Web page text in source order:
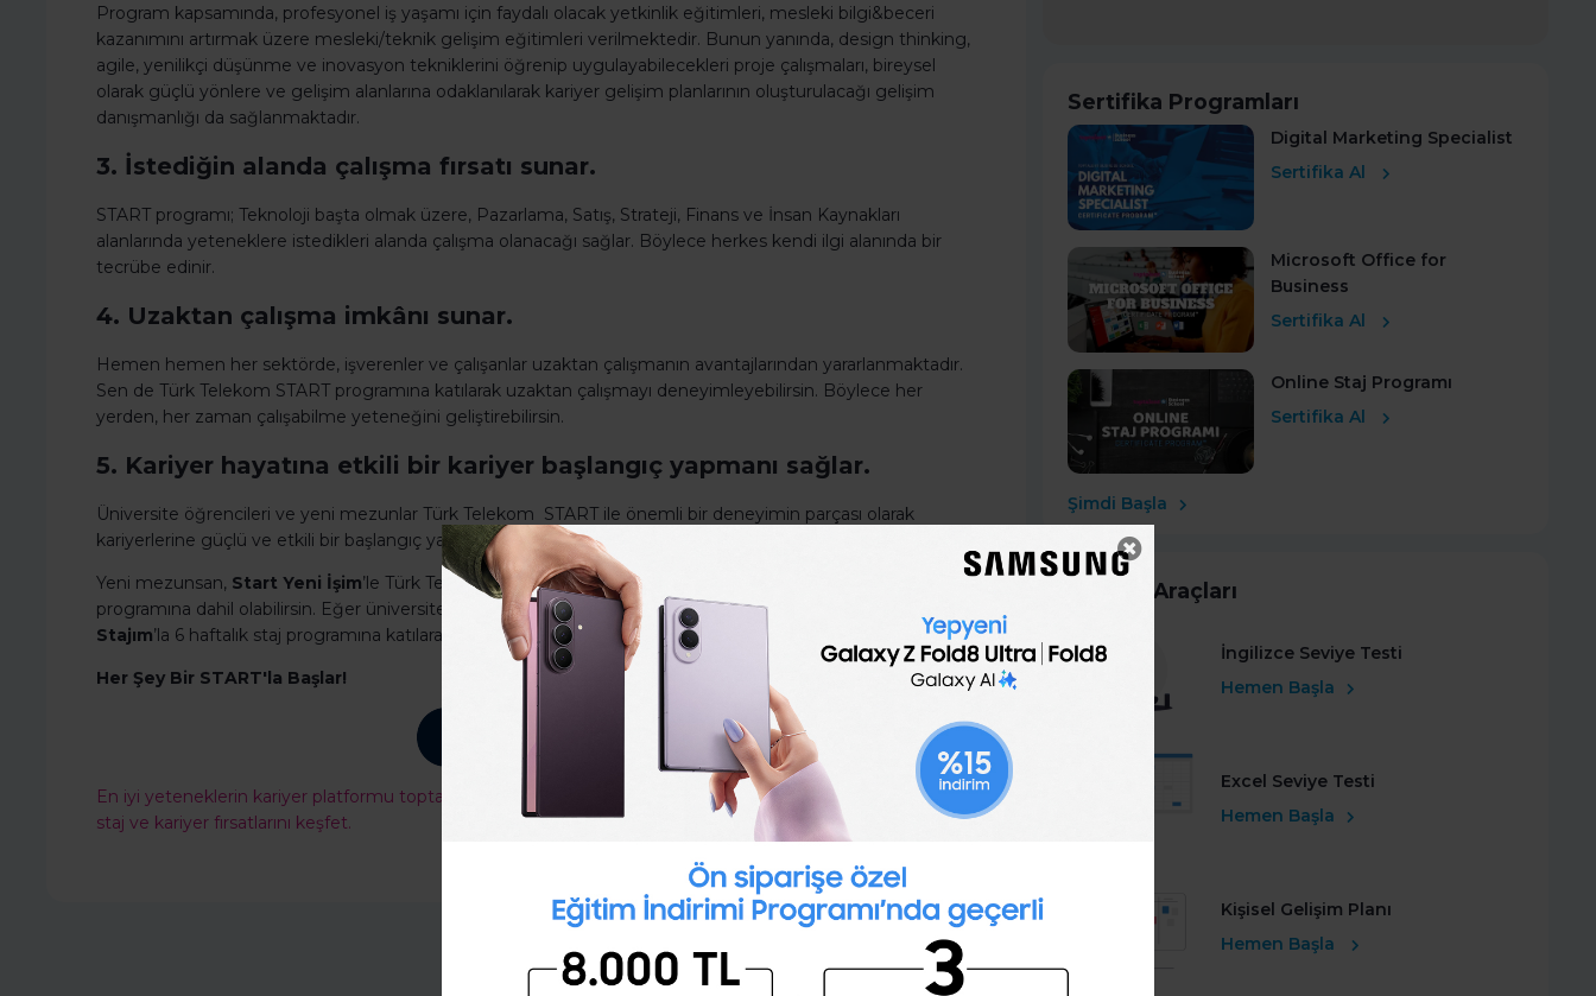
İngilizce seviyeni öğrenmek
ister misin ?
(A1,A2,B1,B2,C1,C2)
Program kapsamında, profesyonel iş yaşamı için faydalı olacak yetkinlik eğitimleri, mesleki bilgi&beceri
kazanımını artırmak üzere mesleki/teknik gelişim eğitimleri verilmektedir. Bunun yanında, design thinking,
agile, yenilikçi düşünme ve inovasyon tekniklerini öğrenip uygulayabilecekleri proje çalışmaları, bireysel
olarak güçlü yönlere ve gelişim alanlarına odaklanılarak kariyer gelişim planlarının oluşturulacağı gelişim
danışmanlığı da sağlanmaktadır.
3. İstediğin alanda çalışma fırsatı sunar.
START programı; Teknoloji başta olmak üzere, Pazarlama, Satış, Strateji, Finans ve İnsan Kaynakları
alanlarında yeteneklere istedikleri alanda çalışma olanacağı sağlar. Böylece herkes kendi ilgi alanında bir
tecrübe edinir.
4. Uzaktan çalışma imkânı sunar.
Hemen hemen her sektörde, işverenler ve çalışanlar uzaktan çalışmanın avantajlarından yararlanmaktadır.
Sen de Türk Telekom START programına katılarak uzaktan çalışmayı deneyimleyebilirsin. Böylece her
yerden, her zaman çalışabilme yeteneğini geliştirebilirsin.
5. Kariyer hayatına etkili bir kariyer başlangıç yapmanı sağlar.
Üniversite öğrencileri ve yeni mezunlar Türk Telekom START ile önemli bir deneyimin parçası olarak
kariyerlerine güçlü ve etkili bir başlangıç yapabilirler.
Yeni mezunsan, Start Yeni İşim’le Türk Telekom ailesine tam zamanlı katılabilir, 18 ay sürecek gelişim
programına dahil olabilirsin. Eğer üniversitelerin üçüncü veya dördüncü sınıflarında öğrenciysen,
Stajım’la 6 haftalık staj programına katılarak kendini gösterebilir, uzun dönemli staj fırsatı yakalayabilirsin.
Her Şey Bir START'la Başlar!
En iyi yeteneklerin kariyer platformu toptalent.co'ya
Türkiye'nin ve dünyanın en iyi şirketlerinin iş,
staj ve kariyer fırsatlarını keşfet.
Sertifika Programları
Digital Marketing Specialist
Sertifika Al
Microsoft Office for
Business
Sertifika Al
Online Staj Programı
Sertifika Al
Şimdi Başla
Kariyer Araçları
İngilizce Seviye Testi
Hemen Başla
Excel Seviye Testi
Hemen Başla
Kişisel Gelişim Planı
Hemen Başla